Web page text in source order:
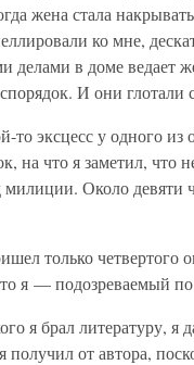
жена стала
ко мне,
делами в доме ведает
И они глотали
то эксцесс у одного
на что я заметил,
Около девяти
только четвертого
я — подозреваемый по
я брал литературу, я
от автора,